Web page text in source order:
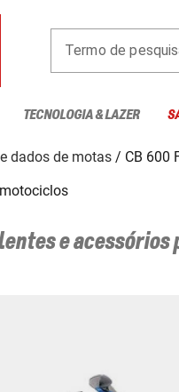
Termo de
TECNOLOGIA & LAZER
dados de motas
CB 600
e acessórios